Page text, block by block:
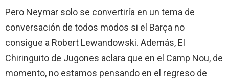
Pero Neymar solo se convertiría en un tema de
conversación de todos modos si el Barça no
consigue a Robert Lewandowski. Además, El
Chiringuito de Jugones aclara que en el Camp Nou, de
momento, no estamos pensando en el regreso de